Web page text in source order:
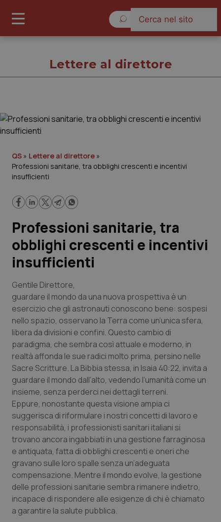
Governo e Parlamento
Regioni e Asl
Lavoro e Professioni
Scienza e Farmaci
Studi e Analisi
Lettere al direttore
Edizioni Regionali
QS Pro
Professionisti Sanitari.AI
Abruzzo
Basilicata
Calabria
Campania
Emilia-Romagna
QS Pro Gold
Artrite & artrosi
Asma & BPCO
Car-T
Colesterolo & coronaropatie
QS Club Newsletter
Lettere al direttore
QS » Lettere al direttore »
Professioni sanitarie, tra obblighi crescenti e incentivi
insufficienti
Professioni sanitarie, tra
obblighi crescenti e incentivi
insufficienti
Gentile Direttore,
guardare il mondo da una nuova prospettiva è un
esercizio che gli astronauti conoscono bene: sospesi
nello spazio, osservano la Terra come un’unica sfera,
libera da divisioni e confini. Questo cambio di
paradigma, che sembra così attuale e moderno, in
realtà affonda le sue radici molto prima, persino nelle
Sacre Scritture. La Bibbia stessa, in Isaia 40:22, invita a
guardare il mondo dall’alto, vedendo l’umanità come un
insieme, senza perderci nei dettagli terreni.
Eppure, nonostante questa visione ampia ci
suggerisca di riformulare i nostri concetti di lavoro e
responsabilità, i professionisti sanitari italiani si
trovano ancora ingabbiati in una gestione farraginosa
e antiquata, fatta di obblighi crescenti e oneri che
gravano sulle loro spalle senza un’adeguata
compensazione. Mentre il mondo evolve, la gestione
delle professioni sanitarie sembra rimanere indietro,
incapace di rispondere alle esigenze di chi è chiamato
a garantire la salute pubblica.